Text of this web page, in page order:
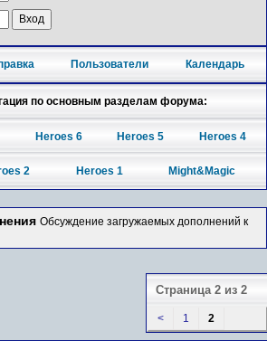
Пользователи Календарь
по основным разделам форума:
Heroes 6 Heroes 5 Heroes 4
2 Heroes 1 Might&Magic
Обсуждение загружаемых дополнений к
Страница 2 из 2
< 1 2